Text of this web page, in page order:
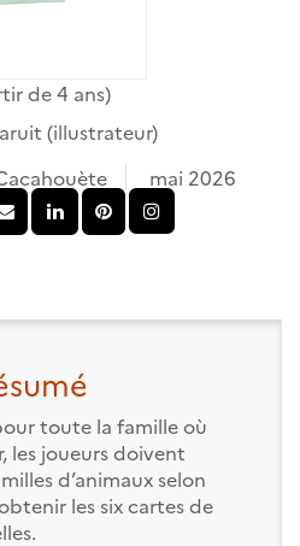
de 4 ans)
(illustrateur)
mai 2026
toute la famille où
les joueurs doivent
d’animaux selon
les six cartes de